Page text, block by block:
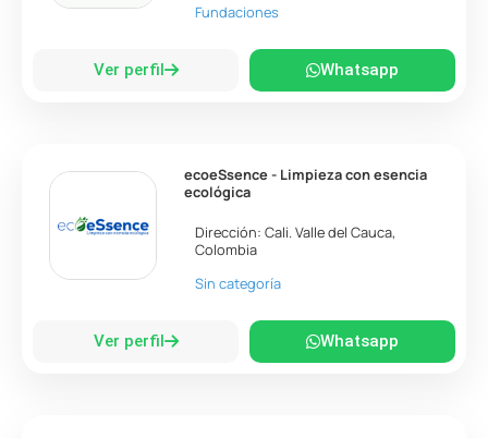
Fundaciones
Ver perfil Whatsapp
ecoeSsence - Limpieza con esencia
ecológica
Dirección:Cali.Valle del Cauca,
Colombia
Sin categoría
Ver perfil Whatsapp